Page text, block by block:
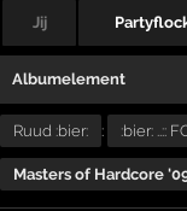
Jij
Albumelement
Ruud :bier: : :bier: ..::
Masters of Hardcore